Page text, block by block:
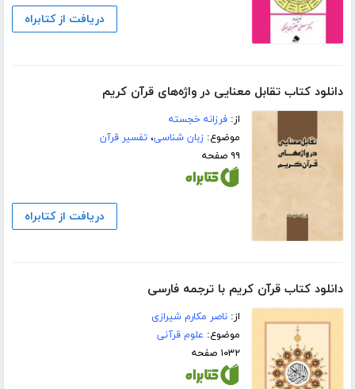
دریافت از کتابراه
دانلود کتاب تقابل معنایی در واژه‌های قرآن کریم
از:فرزانه خجسته
موضوع:زبان شناسی،تفسیر قرآن
۹۹ صفحه
دریافت از کتابراه
دانلود کتاب قرآن کریم با ترجمه فارسی
از:ناصر مکارم شیرازی
موضوع: علوم قرآنی
۱۰۳۲ صفحه